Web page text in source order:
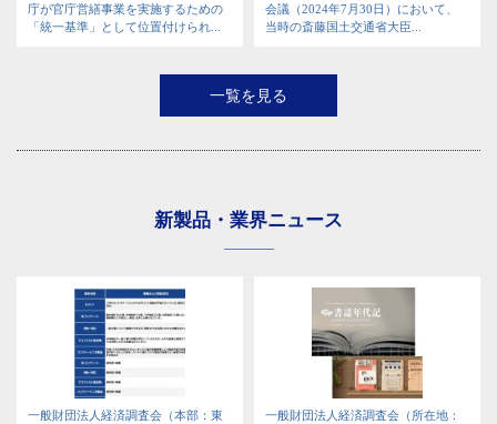
庁が官庁営繕事業を実施するための
「統一基準」として位置付けられ...
会議（2024年7月30日）において、
当時の斎藤国土交通省大臣...
一覧を見る
新製品・業界ニュース
一般財団法人経済調査会（本部：東
一般財団法人経済調査会（所在地：